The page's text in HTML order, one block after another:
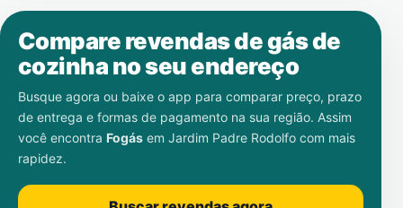
Compare revendas de gás de
cozinha no seu endereço
Busque agora ou baixe o app para comparar preço, prazo
de entrega e formas de pagamento na sua região. Assim
você encontra Fogás em Jardim Padre Rodolfo com mais
rapidez.